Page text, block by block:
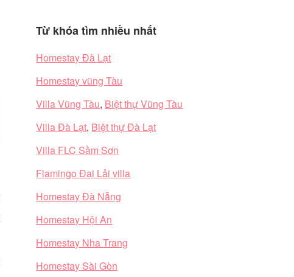
Từ khóa tìm nhiều nhất
Homestay Đà Lạt
Homestay vũng Tàu
Villa Vũng Tàu, Biệt thự Vũng Tàu
Villa Đà Lạt, Biệt thự Đà Lạt
Villa FLC Sầm Sơn
Flamingo Đại Lải villa
Homestay Đà Nẵng
Homestay Hội An
Homestay Nha Trang
Homestay Sài Gòn